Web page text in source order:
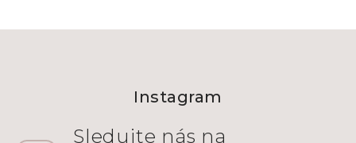
Instagram